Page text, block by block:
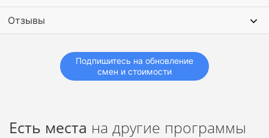
Отзывы
Подпишитесь на обновление
смен и стоимости
Есть места на другие программы